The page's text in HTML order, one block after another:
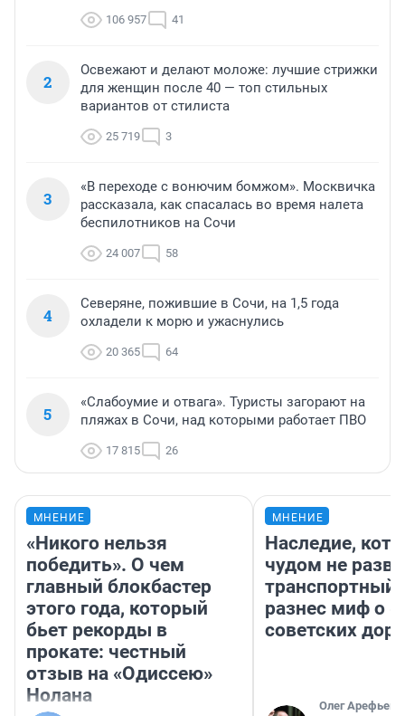
106 957 41
2
Освежают и делают моложе: лучшие стрижки
для женщин после 40 — топ стильных
вариантов от стилиста
25 719 3
3
«В переходе с вонючим бомжом». Москвичка
рассказала, как спасалась во время налета
беспилотников на Сочи
24 007 58
4
Северяне, пожившие в Сочи, на 1,5 года
охладели к морю и ужаснулись
20 365 64
5
«Слабоумие и отвага». Туристы загорают на
пляжах в Сочи, над которыми работает ПВО
17 815 26
МНЕНИЕ
«Никого нельзя
победить». О чем
главный блокбастер
этого года, который
бьет рекорды в
прокате: честный
отзыв на «Одиссею»
Нолана
МНЕНИЕ
Наследие,
чудом не
транспортный
разнес миф о
советских
Олег Арефьев